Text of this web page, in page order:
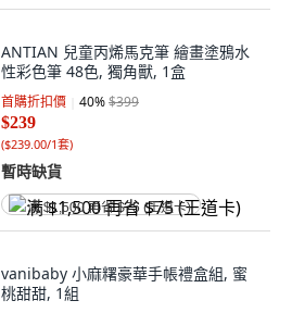
ANTIAN 兒童丙烯馬克筆 繪畫塗鴉水
性彩色筆 48色, 獨角獸, 1盒
首購折扣價 40%$399
$239
($239.00/1套)
暫時缺貨
满 $1,500 再省 $75 (王道卡)
vanibaby 小麻糬豪華手帳禮盒組, 蜜
桃甜甜, 1組